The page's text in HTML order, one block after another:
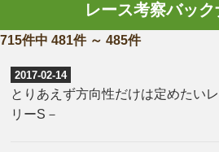
レース考察バッ
715件中 481件 ～ 485件
2017-02-14
とりあえず方向性だけは定めたい
リーS－